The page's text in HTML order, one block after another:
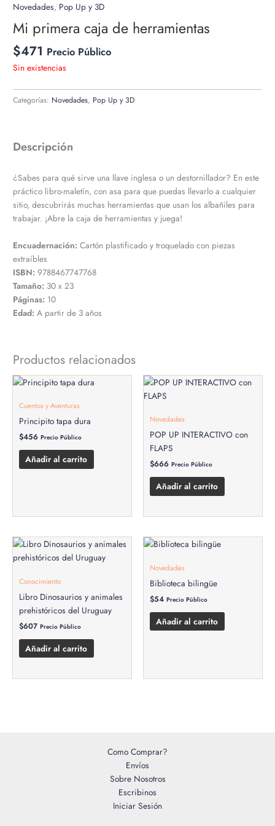
Novedades, Pop Up y 3D
Mi primera caja de herramientas
$471 Precio Público
Sin existencias
Categorías: Novedades, Pop Up y 3D
Descripción
¿Sabes para qué sirve una llave inglesa o un destornillador? En este
práctico libro-maletín, con asa para que puedas llevarlo a cualquier
sitio, descubrirás muchas herramientas que usan los albañiles para
trabajar. ¡Abre la caja de herramientas y juega!
Encuadernación: Cartón plastificado y troquelado con piezas
extraíbles
ISBN: 9788467747768
Tamaño: 30 x 23
Páginas: 10
Edad: A partir de 3 años
Productos relacionados
Cuentos y Aventuras
Principito tapa dura
$456 Precio Público
Añadir al carrito
Novedades
POP UP INTERACTIVO con
FLAPS
$666 Precio Público
Añadir al carrito
Conocimiento
Libro Dinosaurios y animales
prehistóricos del Uruguay
$607 Precio Público
Añadir al carrito
Novedades
Biblioteca bilingüe
$54 Precio Público
Añadir al carrito
Como Comprar?
Envíos
Sobre Nosotros
Escribinos
Iniciar Sesión